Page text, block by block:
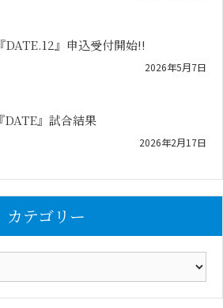
』申込受付開始!!
2026年5月7日
』試合結果
2026年2月17日
カテゴリー